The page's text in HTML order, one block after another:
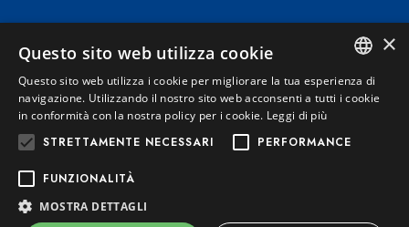
CAPITALE SOCIALE: € 23.200.000 INT.VERS.
Privacy Policy
Cookie Policy
Powered byGraffti Web
ITALIAN
×
Questo sito web utilizza cookie
Questo sito web utilizza i cookie per migliorare la tua esperienza di
navigazione. Utilizzando il nostro sito web acconsenti a tutti i cookie
in conformità con la nostra policy per i cookie. Leggi di più
STRETTAMENTE NECESSARI PERFORMANCE
FUNZIONALITÀ
MOSTRA DETTAGLI